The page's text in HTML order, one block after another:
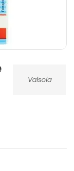
Valsoia